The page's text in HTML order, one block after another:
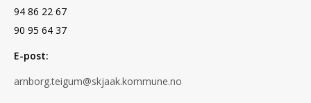
94 86 22 67
90 95 64 37
E-post:
arnborg.teigum@skjaak.kommune.no